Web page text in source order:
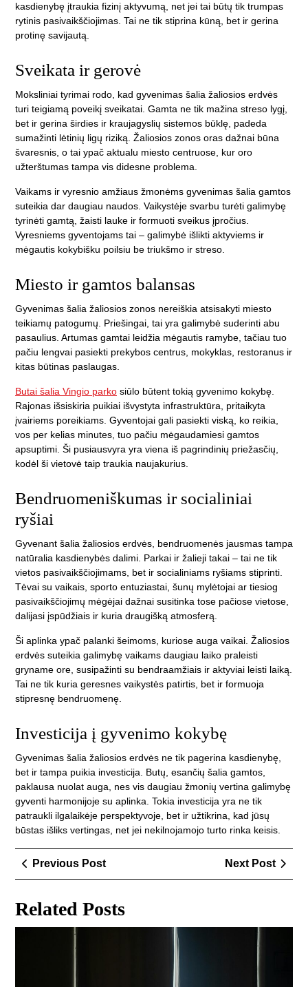
kasdienybę įtraukia fizinį aktyvumą, net jei tai būtų tik trumpas
rytinis pasivaikščiojimas. Tai ne tik stiprina kūną, bet ir gerina
protinę savijautą.
Sveikata ir gerovė
Moksliniai tyrimai rodo, kad gyvenimas šalia žaliosios erdvės
turi teigiamą poveikį sveikatai. Gamta ne tik mažina streso lygį,
bet ir gerina širdies ir kraujagyslių sistemos būklę, padeda
sumažinti lėtinių ligų riziką. Žaliosios zonos oras dažnai būna
švaresnis, o tai ypač aktualu miesto centruose, kur oro
užterštumas tampa vis didesne problema.
Vaikams ir vyresnio amžiaus žmonėms gyvenimas šalia gamtos
suteikia dar daugiau naudos. Vaikystėje svarbu turėti galimybę
tyrinėti gamtą, žaisti lauke ir formuoti sveikus įpročius.
Vyresniems gyventojams tai – galimybė išlikti aktyviems ir
mėgautis kokybišku poilsiu be triukšmo ir streso.
Miesto ir gamtos balansas
Gyvenimas šalia žaliosios zonos nereiškia atsisakyti miesto
teikiamų patogumų. Priešingai, tai yra galimybė suderinti abu
pasaulius. Artumas gamtai leidžia mėgautis ramybe, tačiau tuo
pačiu lengvai pasiekti prekybos centrus, mokyklas, restoranus ir
kitas būtinas paslaugas.
Butai šalia Vingio parko siūlo būtent tokią gyvenimo kokybę.
Rajonas išsiskiria puikiai išvystyta infrastruktūra, pritaikyta
įvairiems poreikiams. Gyventojai gali pasiekti viską, ko reikia,
vos per kelias minutes, tuo pačiu mėgaudamiesi gamtos
apsuptimi. Ši pusiausvyra yra viena iš pagrindinių priežasčių,
kodėl ši vietovė taip traukia naujakurius.
Bendruomeniškumas ir socialiniai
ryšiai
Gyvenant šalia žaliosios erdvės, bendruomenės jausmas tampa
natūralia kasdienybės dalimi. Parkai ir žalieji takai – tai ne tik
vietos pasivaikščiojimams, bet ir socialiniams ryšiams stiprinti.
Tėvai su vaikais, sporto entuziastai, šunų mylėtojai ar tiesiog
pasivaikščiojimų mėgėjai dažnai susitinka tose pačiose vietose,
dalijasi įspūdžiais ir kuria draugišką atmosferą.
Ši aplinka ypač palanki šeimoms, kuriose auga vaikai. Žaliosios
erdvės suteikia galimybę vaikams daugiau laiko praleisti
gryname ore, susipažinti su bendraamžiais ir aktyviai leisti laiką.
Tai ne tik kuria geresnes vaikystės patirtis, bet ir formuoja
stipresnę bendruomenę.
Investicija į gyvenimo kokybę
Gyvenimas šalia žaliosios erdvės ne tik pagerina kasdienybę,
bet ir tampa puikia investicija. Butų, esančių šalia gamtos,
paklausa nuolat auga, nes vis daugiau žmonių vertina galimybę
gyventi harmonijoje su aplinka. Tokia investicija yra ne tik
patraukli ilgalaikėje perspektyvoje, bet ir užtikrina, kad jūsų
būstas išliks vertingas, net jei nekilnojamojo turto rinka keisis.
Navigacija
tarp
įrašų
Previous PostPrevious
Post
Next Post
Next
Post
Related Posts